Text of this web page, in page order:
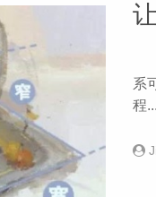
系
程...